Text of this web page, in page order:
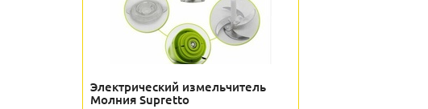
Электрический измельчитель
Молния Supretto